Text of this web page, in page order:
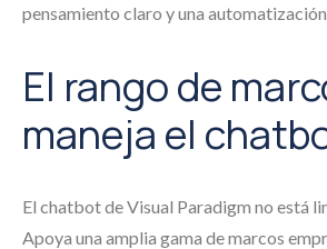
pensamiento claro y una
El rango de
maneja el
El chatbot de Visual Paradigm no está
Apoya una amplia gama de marcos